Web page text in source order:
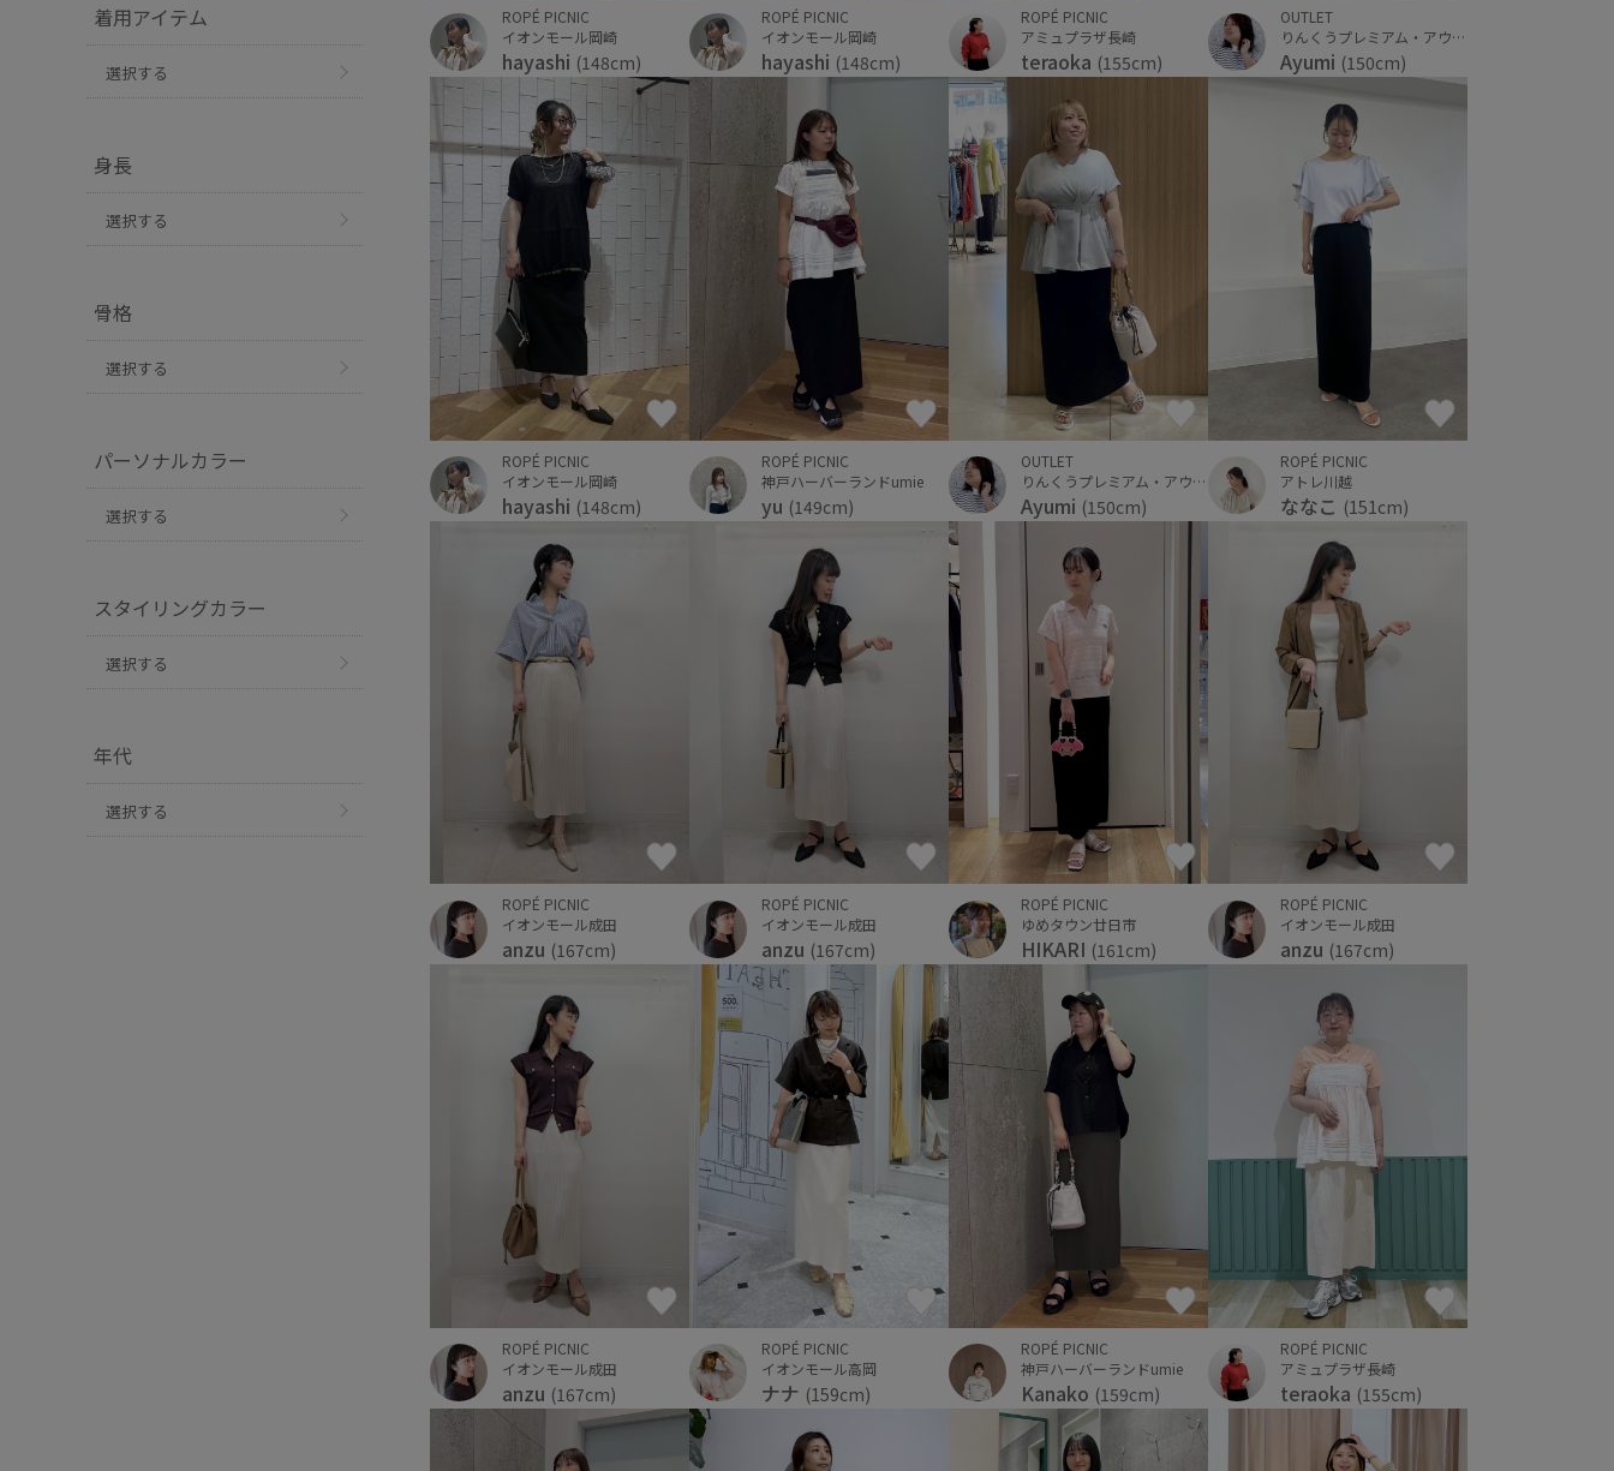
着用アイテム
選択する
身長
選択する
骨格
選択する
パーソナルカラー
選択する
スタイリングカラー
選択する
年代
選択する
ROPÉ PICNIC
イオンモール岡崎
hayashi (148cm)
ROPÉ PICNIC
イオンモール岡崎
hayashi (148cm)
ROPÉ PICNIC
アミュプラザ長崎
teraoka (155cm)
OUTLET
りんくうプレミアム・アウトレット
Ayumi (150cm)
ROPÉ PICNIC
イオンモール岡崎
hayashi (148cm)
ROPÉ PICNIC
神戸ハーバーランドumie
yu (149cm)
OUTLET
りんくうプレミアム・アウトレット
Ayumi (150cm)
ROPÉ PICNIC
アトレ川越
ななこ (151cm)
ROPÉ PICNIC
イオンモール成田
anzu (167cm)
ROPÉ PICNIC
イオンモール成田
anzu (167cm)
ROPÉ PICNIC
ゆめタウン廿日市
HIKARI (161cm)
ROPÉ PICNIC
イオンモール成田
anzu (167cm)
ROPÉ PICNIC
イオンモール成田
anzu (167cm)
ROPÉ PICNIC
イオンモール高岡
ナナ (159cm)
ROPÉ PICNIC
神戸ハーバーランドumie
Kanako (159cm)
ROPÉ PICNIC
アミュプラザ長崎
teraoka (155cm)